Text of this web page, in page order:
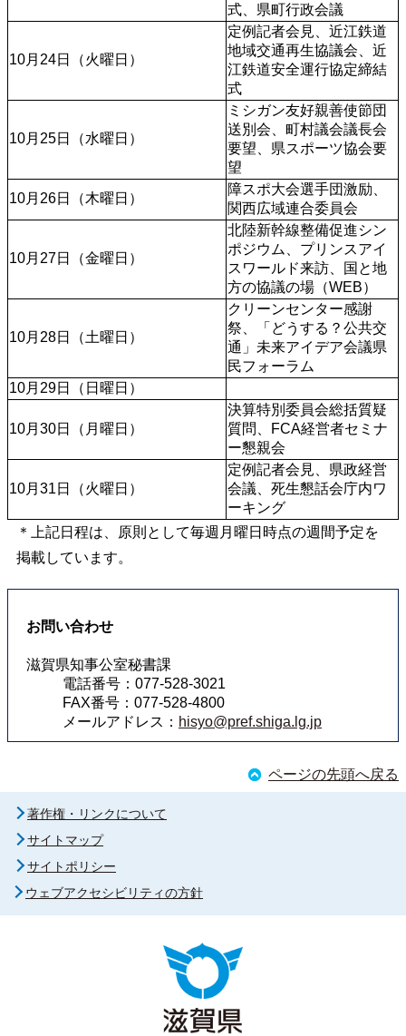
式、県町行政会議
10月24日（火曜日）
定例記者会見、近江鉄道
地域交通再生協議会、近
江鉄道安全運行協定締結
式
10月25日（水曜日）
ミシガン友好親善使節団
送別会、町村議会議長会
要望、県スポーツ協会要
望
10月26日（木曜日）
障スポ大会選手団激励、
関西広域連合委員会
10月27日（金曜日）
北陸新幹線整備促進シン
ポジウム、プリンスアイ
スワールド来訪、国と地
方の協議の場（WEB）
10月28日（土曜日）
クリーンセンター感謝
祭、「どうする？公共交
通」未来アイデア会議県
民フォーラム
10月29日（日曜日）
10月30日（月曜日）
決算特別委員会総括質疑
質問、FCA経営者セミナ
ー懇親会
10月31日（火曜日）
定例記者会見、県政経営
会議、死生懇話会庁内ワ
ーキング
＊上記日程は、原則として毎週月曜日時点の週間予定を
掲載しています。
お問い合わせ
滋賀県知事公室秘書課
電話番号：077-528-3021
FAX番号：077-528-4800
メールアドレス： hisyo@pref.shiga.lg.jp
ページの先頭へ戻る
著作権・リンクについて
サイトマップ
サイトポリシー
ウェブアクセシビリティの方針